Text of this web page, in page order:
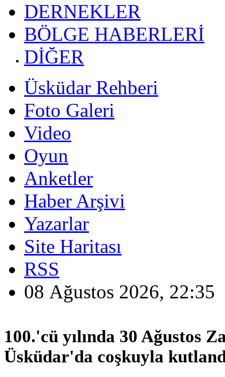
DERNEKLER
BÖLGE HABERLERİ
DİĞER
Üsküdar Rehberi
Foto Galeri
Video
Oyun
Anketler
Haber Arşivi
Yazarlar
Site Haritası
RSS
08 Ağustos 2026, 22:35
100.'cü yılında 30 Ağustos
Üsküdar'da coşkuyla